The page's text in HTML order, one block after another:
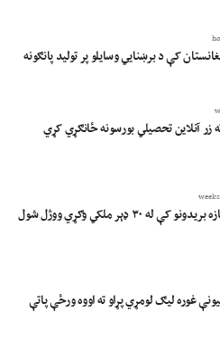
کې د برښنايي وسایلو پر تولید پانګونه
زر آنلاین تحصیلي بورسونه ځانګړي کړي
۳۰ ډېر ملکي وګړي ووژل شول
غوره لیګ لومړي پړاو ته اووه ورځې پاتې